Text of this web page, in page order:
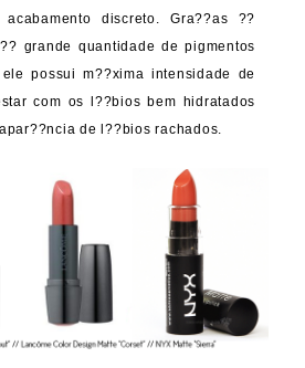
discreto. Gra??as ??
grande quantidade de pigmentos
possui m??xima intensidade de
com os l??bios bem hidratados
de l??bios rachados.